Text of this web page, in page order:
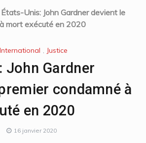
États-Unis: John Gardner devient le
mort exécuté en 2020
International , Justice
John Gardner
condamné à
en 2020
16 janvier 2020